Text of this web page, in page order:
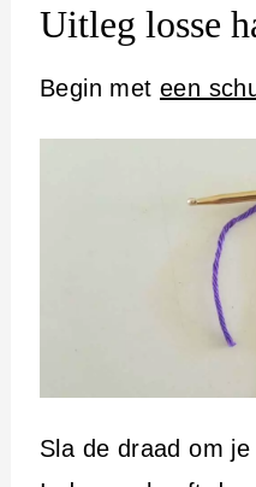
Uitleg losse
Begin met een
Sla de draad om